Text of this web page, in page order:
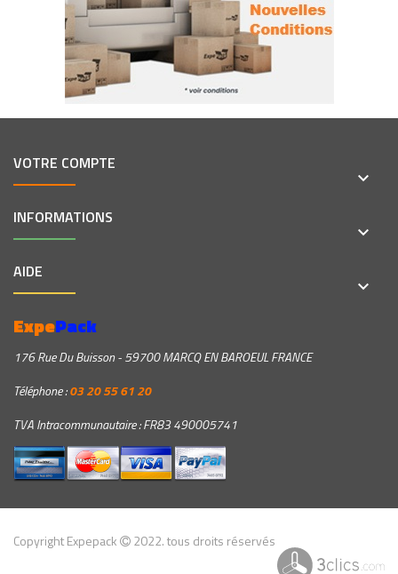
VOTRE COMPTE
keyboard_arrow_down
INFORMATIONS
keyboard_arrow_down
AIDE
keyboard_arrow_down
ExpePack
176 Rue Du Buisson - 59700 MARCQ EN BAROEUL FRANCE
Téléphone :03 20 55 61 20
TVA Intracommunautaire : FR83 490005741
Copyright Expepack 2022. tous droits réservés